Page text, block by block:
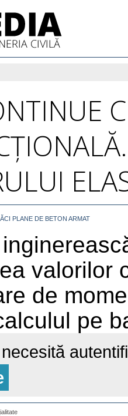
PLANE DE BETON ARMAT
valorilor
de
pe